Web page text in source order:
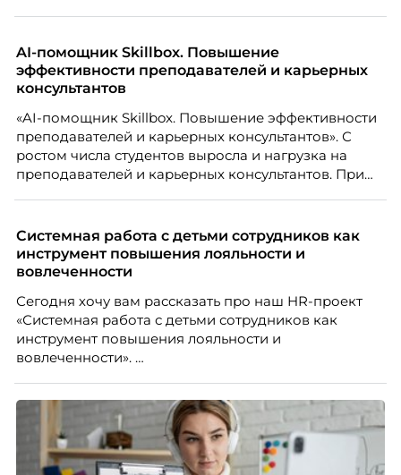
вовлечения, стоит остановиться на неудобном
факте: данные говорят ровно обратное тому, что
подсказывает интуиция. Автор свежего выпуска
People Analytics, приглашённый лектор НИУ ВШЭ и
МИФИ, автор книги «Дао женской карьеры».
AI-помощник Skillbox. Повышение
эффективности преподавателей и карьерных
консультантов
«AI-помощник Skillbox. Повышение эффективности
преподавателей и карьерных консультантов». С
ростом числа студентов выросла и нагрузка на
преподавателей и карьерных консультантов. При
повысить эффективность сотрудников, ускорить
процессы, сохранить качество поддержки и
масштабироваться без роста команды. Так и
Skillbox.
Системная работа с детьми сотрудников как
инструмент повышения лояльности и
вовлеченности
Сегодня хочу вам рассказать про наш HR-проект
«Системная работа с детьми сотрудников как
инструмент повышения лояльности и
вовлеченности».